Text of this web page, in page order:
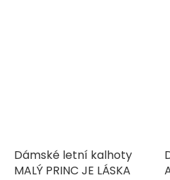
Dámské letní kalhoty
MALÝ PRINC JE LÁSKA